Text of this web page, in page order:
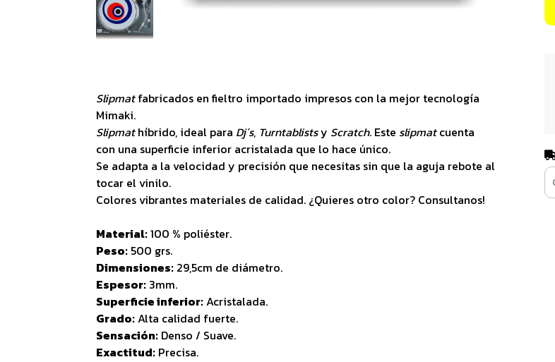
Slipmatfabricados en fieltro importado impresos con la mejor tecnología
Mimaki.
Slipmathíbrido, ideal para Dj´s, Turntablistsy Scratch. Este slipmatcuenta
con una superficie inferior acristalada que lo hace único.
Se adapta a la velocidad y precisión que necesitas sin que la aguja rebote al
tocar el vinilo.
Colores vibrantes materiales de calidad. ¿Quieres otro color? Consultanos!
Material:100 % poliéster.
Peso:500 grs.
Dimensiones:29,5cm de diámetro.
Espesor:3mm.
Superficie inferior:Acristalada.
Grado:Alta calidad fuerte.
Sensación:Denso / Suave.
Exactitud:Precisa.